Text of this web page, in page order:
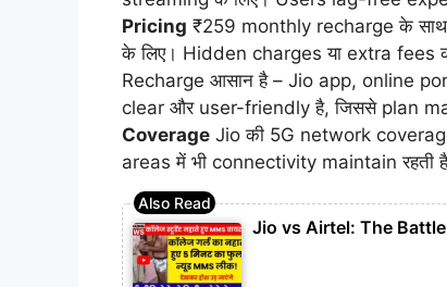
Pricing ₹259 monthly recharge के
के लिए। Hidden charges या extra fees की
Recharge आसान है – Jio app, online
clear और user-friendly है, जिससे plan
Coverage Jio की 5G network
areas में भी connectivity maintain रहती
Jio vs Airtel: The